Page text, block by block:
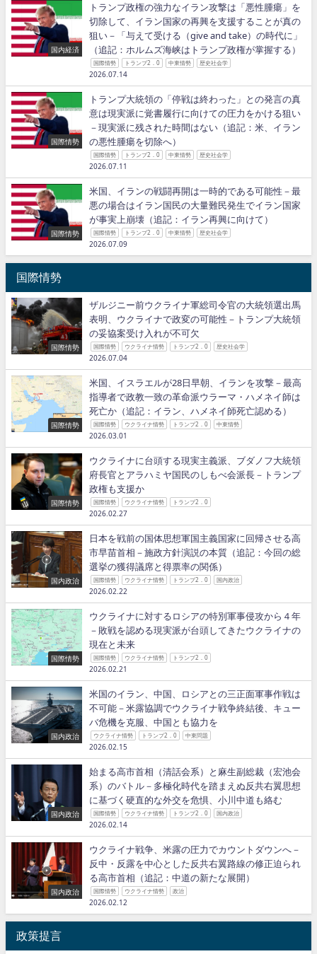
国内経済
トランプ政権の強力なイラン攻撃は「悪性腫瘍」を
切除して、イラン国家の再興を支援することが真の
狙い－「与えて受ける（give and take）の時代に」
（追記：ホルムズ海峡はトランプ政権が掌握する）
国際情勢 トランプ2．0 中東情勢 歴史社会学
2026.07.14
国際情勢
トランプ大統領の「停戦は終わった」との発言の真
意は現実派に覚書履行に向けての圧力をかける狙い
－現実派に残された時間はない（追記：米、イラン
の悪性腫瘍を切除へ）
国際情勢 トランプ2．0 中東情勢 歴史社会学
2026.07.11
国際情勢
米国、イランの戦闘再開は一時的である可能性－最
悪の場合はイラン国民の大量難民発生でイラン国家
が事実上崩壊（追記：イラン再興に向けて）
国際情勢 トランプ2．0 中東情勢 歴史社会学
2026.07.09
国際情勢
国際情勢
ザルジニー前ウクライナ軍総司令官の大統領選出馬
表明、ウクライナで政変の可能性－トランプ大統領
の妥協案受け入れが不可欠
国際情勢 ウクライナ情勢 トランプ2．0 歴史社会学
2026.07.04
国際情勢
米国、イスラエルが28日早朝、イランを攻撃－最高
指導者で政教一致の革命派ウラーマ・ハメネイ師は
死亡か（追記：イラン、ハメネイ師死亡認める）
国際情勢 ウクライナ情勢 トランプ2．0 中東情勢
2026.03.01
国際情勢
ウクライナに台頭する現実主義派、ブダノフ大統領
府長官とアラハミヤ国民のしもべ会派長－トランプ
政権も支援か
国際情勢 ウクライナ情勢 トランプ2．0
2026.02.27
国内政治
日本を戦前の国体思想軍国主義国家に回帰させる高
市早苗首相－施政方針演説の本質（追記：今回の総
選挙の獲得議席と得票率の関係）
国際情勢 ウクライナ情勢 トランプ2．0 国内政治
2026.02.22
国際情勢
ウクライナに対するロシアの特別軍事侵攻から４年
－敗戦を認める現実派が台頭してきたウクライナの
現在と未来
国際情勢 ウクライナ情勢 トランプ2．0
2026.02.21
国内政治
米国のイラン、中国、ロシアとの三正面軍事作戦は
不可能－米露協調でウクライナ戦争終結後、キュー
バ危機を克服、中国とも協力を
ウクライナ情勢 トランプ2．0 中東問題
2026.02.15
国内政治
始まる高市首相（清話会系）と麻生副総裁（宏池会
系）のバトル－多極化時代を踏まえぬ反共右翼思想
に基づく硬直的な外交を危惧、小川中道も絡む
国際情勢 ウクライナ情勢 トランプ2．0 国内政治
2026.02.14
国内政治
ウクライナ戦争、米露の圧力でカウントダウンへ－
反中・反露を中心とした反共右翼路線の修正迫られ
る高市首相（追記：中道の新たな展開）
国際情勢 ウクライナ情勢 政治
2026.02.12
政策提言